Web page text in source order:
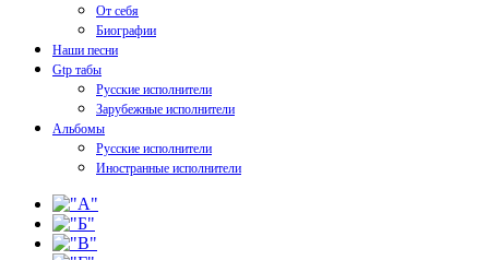
От себя
Биографии
Наши песни
Gtp табы
Русские исполнители
Зарубежные исполнители
Альбомы
Русские исполнители
Иностранные исполнители